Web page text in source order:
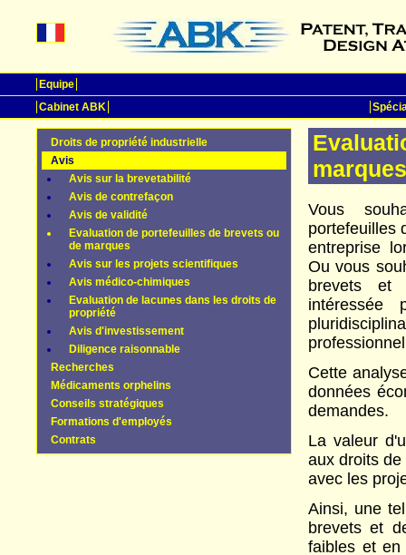
Equipe
Cabinet ABK
Droits de propriété industrielle
Avis
Avis sur la brevetabilité
Avis de contrefaçon
Avis de validité
Evaluation de portefeuilles de brevets ou
de marques
Avis sur les projets scientifiques
Avis médico-chimiques
Evaluation de lacunes dans les droits de
propriété
Avis d'investissement
Diligence raisonnable
Recherches
Médicaments orphelins
Conseils stratégiques
Formations d'employés
Contrats
marques
Vous
portefeuilles
entreprise
Ou vous
brevets et
intéressée
Cette
données
demandes.
La valeur
aux droits
avec les
Ainsi, une
brevets et
faibles et en